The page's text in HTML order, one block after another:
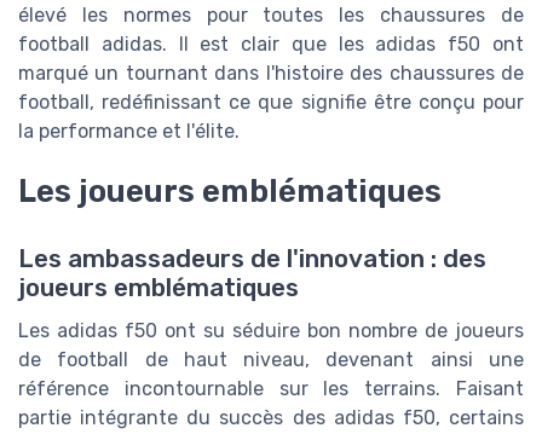
élevé les normes pour toutes les chaussures de
football adidas. Il est clair que les adidas f50 ont
marqué un tournant dans l'histoire des chaussures de
football, redéfinissant ce que signifie être conçu pour
la performance et l'élite.
Les joueurs emblématiques
Les ambassadeurs de l'innovation : des
joueurs emblématiques
Les adidas f50 ont su séduire bon nombre de joueurs
de football de haut niveau, devenant ainsi une
référence incontournable sur les terrains. Faisant
partie intégrante du succès des adidas f50, certains